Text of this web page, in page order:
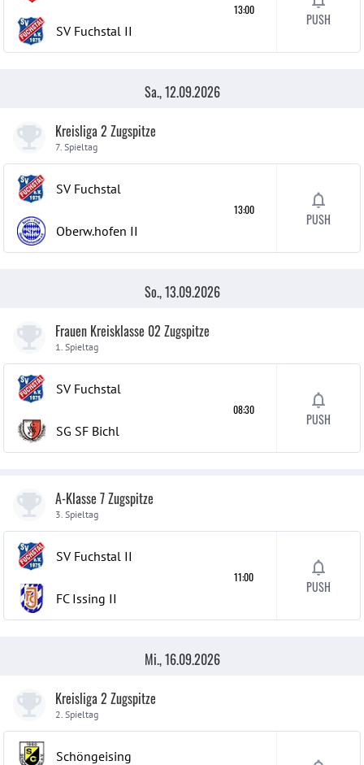
SV Fuchstal II
13:00
PUSH
Sa., 12.09.2026
Kreisliga 2 Zugspitze
7. Spieltag
SV Fuchstal
Oberw.hofen II
13:00
PUSH
So., 13.09.2026
Frauen Kreisklasse 02 Zugspitze
1. Spieltag
SV Fuchstal
SG SF Bichl
08:30
PUSH
A-Klasse 7 Zugspitze
3. Spieltag
SV Fuchstal II
FC Issing II
11:00
PUSH
Mi., 16.09.2026
Kreisliga 2 Zugspitze
2. Spieltag
Schöngeising